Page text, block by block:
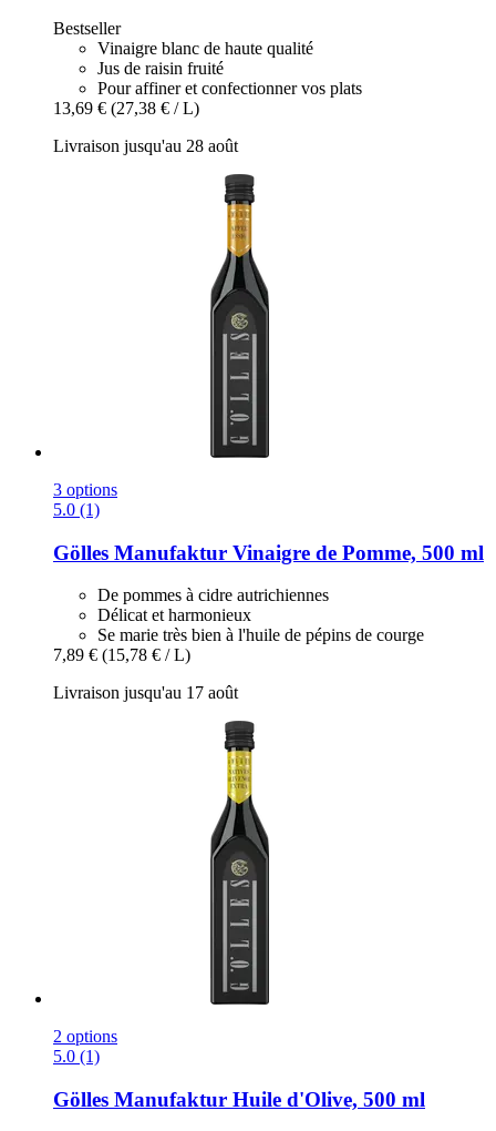
Bestseller
Vinaigre blanc de haute qualité
Jus de raisin fruité
Pour affiner et confectionner vos plats
13,69 € (27,38 € / L)
Livraison jusqu'au 28 août
3 options
5.0 (1)
Gölles Manufaktur Vinaigre de Pomme, 500 ml
De pommes à cidre autrichiennes
Délicat et harmonieux
Se marie très bien à l'huile de pépins de courge
7,89 € (15,78 € / L)
Livraison jusqu'au 17 août
2 options
5.0 (1)
Gölles Manufaktur Huile d'Olive, 500 ml